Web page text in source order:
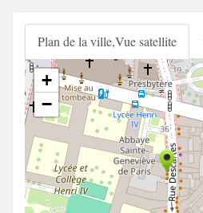
Plan de la ville,Vue satellite
+
−